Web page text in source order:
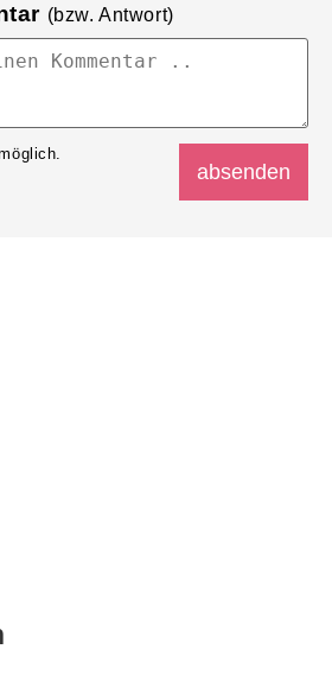
(bzw. Antwort)